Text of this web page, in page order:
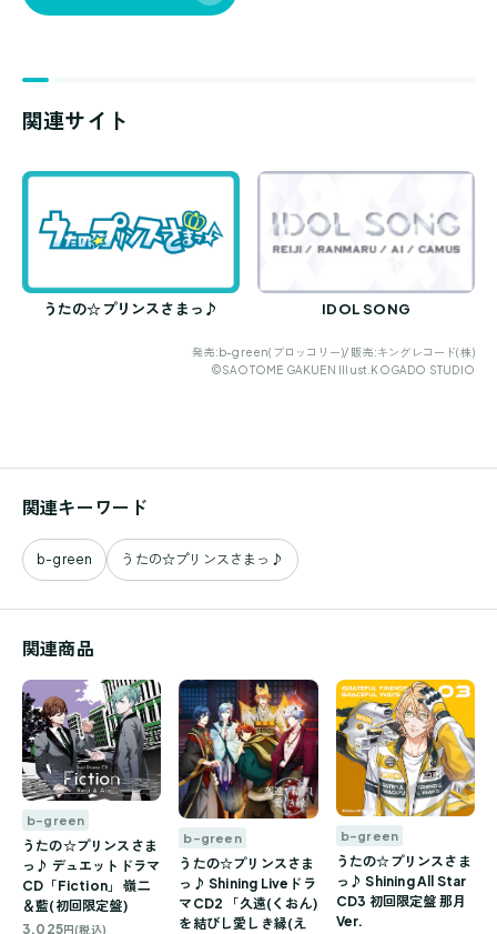
関連サイト
うたの☆プリンスさまっ♪ IDOL SONG
発売:b-green(ブロッコリー)/ 販売:キングレコード(株)
©SAOTOME GAKUEN Illust.KOGADO STUDIO
関連キーワード
b-green うたの☆プリンスさまっ♪
関連商品
b-green
うたの☆プリンスさま
っ♪ デュエットドラマ
CD「Fiction」 嶺二
＆藍(初回限定盤)
3,025円(税込)
b-green
うたの☆プリンスさま
っ♪ Shining Liveドラ
マCD2 「久遠(くおん)
を結びし愛しき縁(え
b-green
うたの☆プリンスさま
っ♪ Shining All Star
CD3 初回限定盤 那月
Ver.